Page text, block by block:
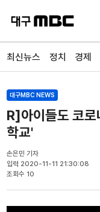
최신뉴스 정치 경제
대구MBC NEWS
R]아이들도 코로
학교'
손은민 기자
입력 2020-11-11 21:30:08
조회수 10